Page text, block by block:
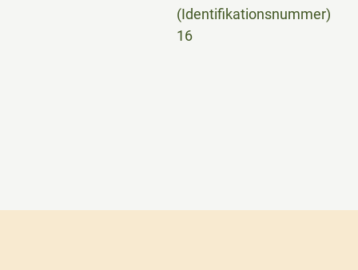
(Identifikationsnummer)
16